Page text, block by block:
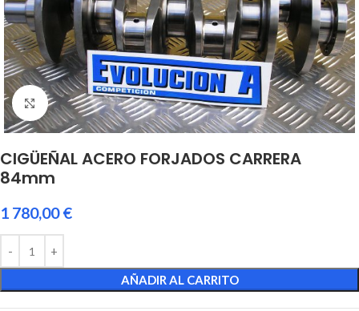
Click to enlarge
CIGÜEÑAL ACERO FORJADOS CARRERA
84mm
1 780,00€
AÑADIR AL CARRITO